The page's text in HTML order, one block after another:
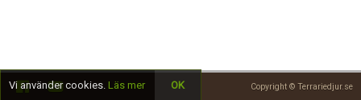
Copyright © Terrariedjur.se
Vi använder cookies. Läs mer OK